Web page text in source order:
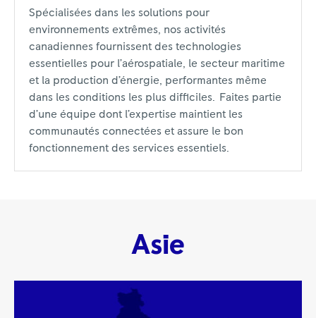
Spécialisées dans les solutions pour
environnements extrêmes, nos activités
canadiennes fournissent des technologies
essentielles pour l’aérospatiale, le secteur maritime
et la production d’énergie, performantes même
dans les conditions les plus difficiles. Faites partie
d’une équipe dont l’expertise maintient les
communautés connectées et assure le bon
fonctionnement des services essentiels.
Asie